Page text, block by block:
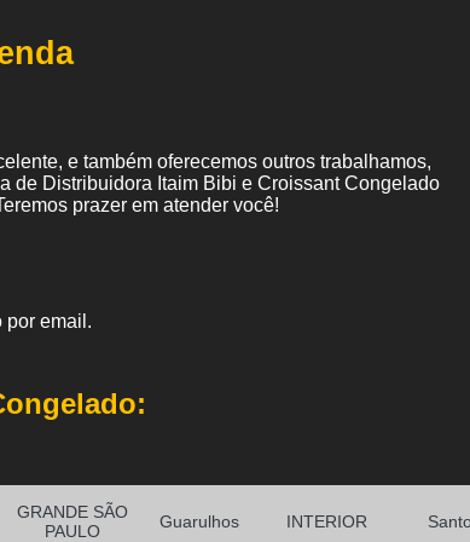
e também oferecemos outros trabalhamos,
de Distribuidora Itaim Bibi e Croissant Congelado
prazer em atender você!
por email.
GRANDE SÃO
PAULO
Guarulhos INTERIOR